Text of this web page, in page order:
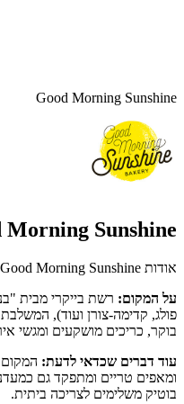
Good Morning Sunshine
Morning Sunshine
אודות Good Morning Sunshine
על המקום: רשת בייקרי מבית
פולג, קדימה-צורן ועוד),
בוקר, כריכים מושקעים ומגשי
עוד דברים שכדאי לדעת:
ומאפים טריים ומתפקד גם
בוטיק משלימים לצריכה ביתית.